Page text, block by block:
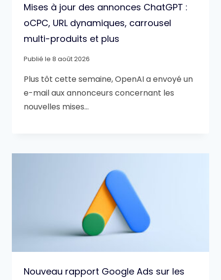
Mises à jour des annonces ChatGPT :
oCPC, URL dynamiques, carrousel
multi-produits et plus
Publié le 8 août 2026
Plus tôt cette semaine, OpenAI a envoyé un
e-mail aux annonceurs concernant les
nouvelles mises…
Nouveau rapport Google Ads sur les